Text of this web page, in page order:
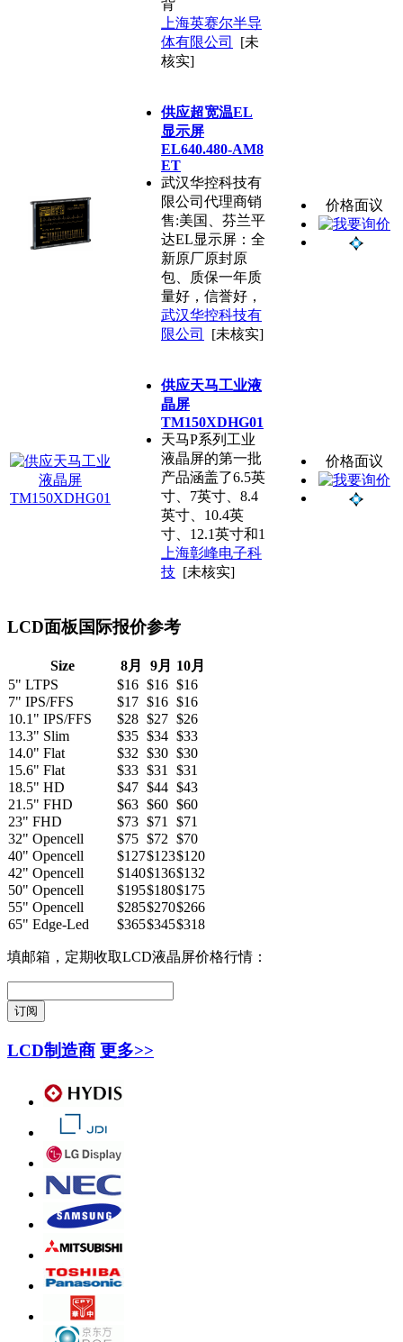
背
上海英赛尔半导
体有限公司
[未
核实]
供应超宽温EL
显示屏
EL640.480-AM8
ET
武汉华控科技有
限公司代理商销
售:美国、芬兰平
达EL显示屏：全
新原厂原封原
包、质保一年质
量好，信誉好，
武汉华控科技有
限公司
[未核实]
价格面议
供应天马工业液
晶屏
TM150XDHG01
天马P系列工业
液晶屏的第一批
产品涵盖了6.5英
寸、7英寸、8.4
英寸、10.4英
寸、12.1英寸和1
上海彰峰电子科
技 [未核实]
价格面议
LCD面板国际报价参考
Size 8月 9月 10月
5" LTPS
$16 $16 $16
7" IPS/FFS
$17 $16 $16
10.1" IPS/FFS
$28 $27 $26
13.3" Slim
$35 $34 $33
14.0" Flat
$32 $30 $30
15.6" Flat
$33 $31
$31
18.5" HD
$47 $44 $43
21.5" FHD
$63 $60 $60
23" FHD
$73 $71
$71
32" Opencell
$75 $72 $70
40" Opencell
$127$123$120
42" Opencell
$140$136$132
50" Opencell
$195$180$175
55" Opencell
$285$270$266
65" Edge-Led
$365$345$318
填邮箱，定期收取LCD液晶屏价格行情：
LCD制造商 更多>>